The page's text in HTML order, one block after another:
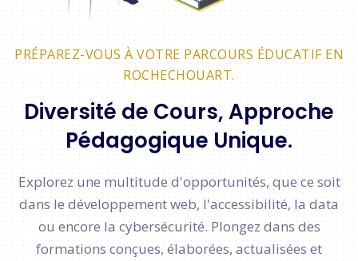
PRÉPAREZ-VOUS À VOTRE PARCOURS ÉDUCATIF EN
ROCHECHOUART.
Diversité de Cours, Approche
Pédagogique Unique.
Explorez une multitude d'opportunités, que ce soit
dans le développement web, l'accessibilité, la data
ou encore la cybersécurité. Plongez dans des
formations conçues, élaborées, actualisées et